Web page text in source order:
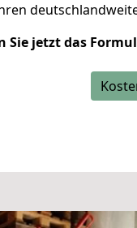
Sie jetzt das